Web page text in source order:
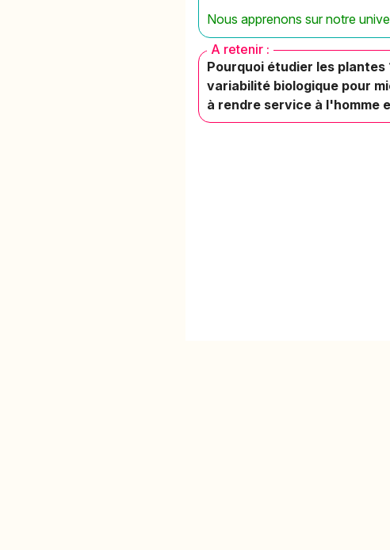
Nous apprenons sur notre
A retenir :
Pourquoi étudier les
variabilité biologique pour
à rendre service à l'homme